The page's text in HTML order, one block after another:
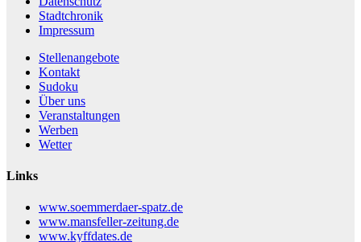
Stadtchronik
Impressum
Stellenangebote
Kontakt
Sudoku
Über uns
Veranstaltungen
Werben
Wetter
Links
www.soemmerdaer-spatz.de
www.mansfeller-zeitung.de
www.kyffdates.de